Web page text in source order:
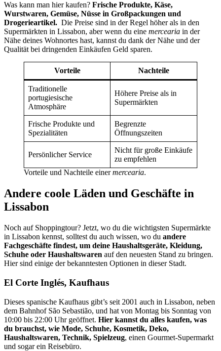
Was kann man hier kaufen? Frische Produkte, Käse,
Wurstwaren, Gemüse, Nüsse in Großpackungen und
Drogerieartikel. Die Preise sind in der Regel höher als in den
Supermärkten in Lissabon, aber wenn du eine mercearia in der
Nähe deines Wohnortes hast, kannst du dank der Nähe und der
Qualität bei dringenden Einkäufen Geld sparen.
Vorteile Nachteile
Traditionelle
portugiesische
Atmosphäre
Höhere Preise als in
Supermärkten
Frische Produkte und
Spezialitäten
Begrenzte
Öffnungszeiten
Persönlicher Service
Nicht für große Einkäufe
zu empfehlen
Vorteile und Nachteile einermercearia.
Andere coole Läden und Geschäfte in
Lissabon
Noch auf Shoppingtour? Jetzt, wo du die wichtigsten Supermärkte
in Lissabon kennst, solltest du auch wissen, wo du andere
Fachgeschäfte findest, um deine Haushaltsgeräte, Kleidung,
Schuhe oder Haushaltswaren auf den neuesten Stand zu bringen.
Hier sind einige der bekanntesten Optionen in dieser Stadt.
El Corte Inglés, Kaufhaus
Dieses spanische Kaufhaus gibt’s seit 2001 auch in Lissabon, neben
dem Bahnhof São Sebastião, und hat von Montag bis Sonntag von
10:00 bis 22:00 Uhr geöffnet. Hier kannst du alles kaufen, was
du brauchst, wie Mode, Schuhe, Kosmetik, Deko,
Haushaltswaren, Technik, Spielzeug, einen Gourmet-Supermarkt
und sogar ein Reisebüro.